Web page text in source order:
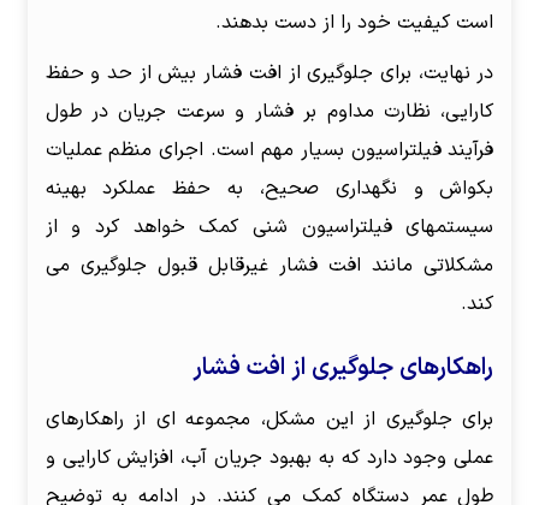
است کیفیت خود را از دست بدهند.
در نهایت، برای جلوگیری از افت فشار بیش از حد و حفظ
کارایی، نظارت مداوم بر فشار و سرعت جریان در طول
فرآیند فیلتراسیون بسیار مهم است. اجرای منظم عملیات
بکواش و نگهداری صحیح، به حفظ عملکرد بهینه
سیستمهای فیلتراسیون شنی کمک خواهد کرد و از
مشکلاتی مانند افت فشار غیرقابل قبول جلوگیری می
کند.
راهکار‌های جلوگیری از افت فشار
برای جلوگیری از این مشکل، مجموعه ای از راهکارهای
عملی وجود دارد که به بهبود جریان آب، افزایش کارایی و
طول عمر دستگاه کمک می کنند. در ادامه به توضیح